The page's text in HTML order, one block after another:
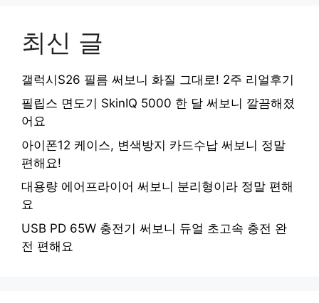
최신 글
갤럭시S26 필름 써보니 화질 그대로! 2주 리얼후기
필립스 면도기 SkinIQ 5000 한 달 써보니 깔끔해졌
어요
아이폰12 케이스, 변색방지 카드수납 써보니 정말
편해요!
대용량 에어프라이어 써보니 분리형이라 정말 편해
요
USB PD 65W 충전기 써보니 듀얼 초고속 충전 완
전 편해요